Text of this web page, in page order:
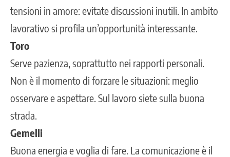
tensioni in amore: evitate discussioni inutili. In ambito
lavorativo si profila un’opportunità interessante.
Toro
Serve pazienza, soprattutto nei rapporti personali.
Non è il momento di forzare le situazioni: meglio
osservare e aspettare. Sul lavoro siete sulla buona
strada.
Gemelli
Buona energia e voglia di fare. La comunicazione è il